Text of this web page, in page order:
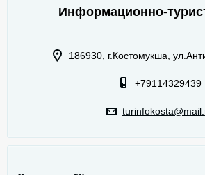
Информационно-
186930, г.Костомукша,
+79114329439